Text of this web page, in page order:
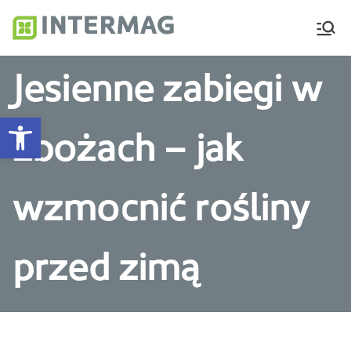
Otwórz pasek narzędzi
dolistnych i biostymulatorów
Jesienne zabiegi w
zbożach – jak
wzmocnić rośliny
przed zimą